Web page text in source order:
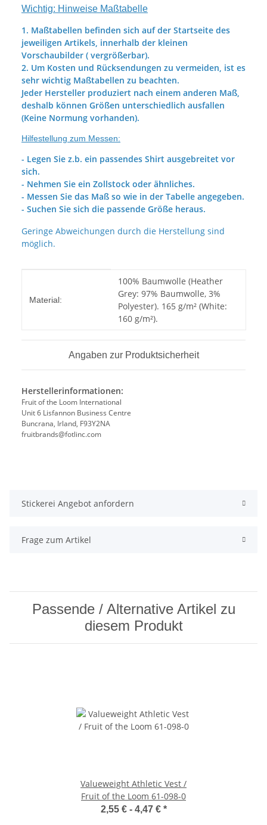
Wichtig: Hinweise Maßtabelle
1. Maßtabellen befinden sich auf der Startseite des
jeweiligen Artikels, innerhalb der kleinen
Vorschaubilder ( vergrößerbar).
2. Um Kosten und Rücksendungen zu vermeiden, ist es
sehr wichtig Maßtabellen zu beachten.
Jeder Hersteller produziert nach einem anderen Maß,
deshalb können Größen unterschiedlich ausfallen
(Keine Normung vorhanden).
Hilfestellung zum Messen:
- Legen Sie z.b. ein passendes Shirt ausgebreitet vor
sich.
- Nehmen Sie ein Zollstock oder ähnliches.
- Messen Sie das Maß so wie in der Tabelle angegeben.
- Suchen Sie sich die passende Größe heraus.
Geringe Abweichungen durch die Herstellung sind
möglich.
Material:
100% Baumwolle (Heather
Grey: 97% Baumwolle, 3%
Polyester). 165 g/m² (White:
160 g/m²).
Angaben zur Produktsicherheit
Herstellerinformationen:
Fruit of the Loom International
Unit 6 Lisfannon Business Centre
Buncrana, Irland, F93Y2NA
fruitbrands@fotlinc.com
Stickerei Angebot anfordern
Frage zum Artikel
Passende / Alternative Artikel zu
diesem Produkt
Valueweight Athletic Vest /
Fruit of the Loom 61-098-0
2,55 € - 4,47 € *